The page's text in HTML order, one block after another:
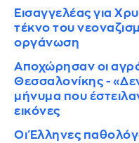
Εισαγγελέας για
τέκνο του
οργάνωση
Αποχώρησαν οι
Θεσσαλονίκης -
μήνυμα που
εικόνες
Οι Έλληνες